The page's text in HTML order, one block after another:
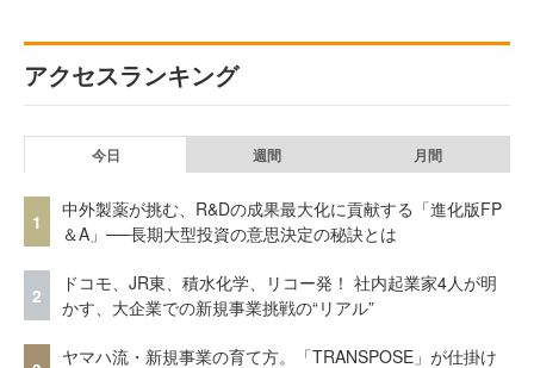
アクセスランキング
今日 週間 月間
1
中外製薬が挑む、R&Dの成果最大化に貢献する「進化版FP
＆A」──長期大型投資の意思決定の秘訣とは
2
ドコモ、JR東、積水化学、リコー発！ 社内起業家4人が明
かす、大企業での新規事業挑戦の“リアル”
ヤマハ流・新規事業の育て方。「TRANSPOSE」が仕掛け